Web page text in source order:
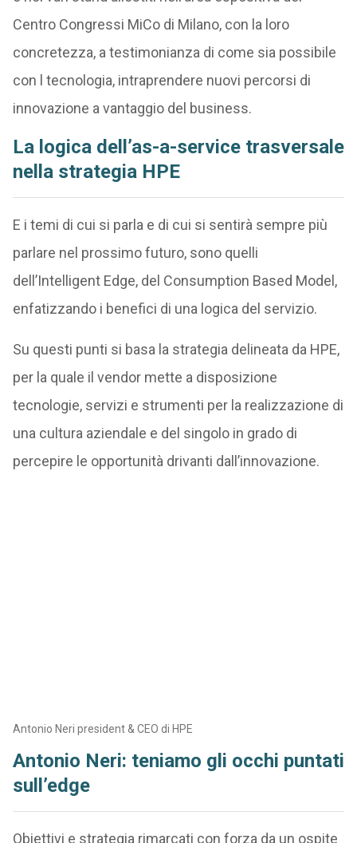
Centro Congressi MiCo di Milano, con la loro
concretezza, a testimonianza di come sia possibile
con l tecnologia, intraprendere nuovi percorsi di
innovazione a vantaggio del business.
La logica dell’as-a-service trasversale
nella strategia HPE
E i temi di cui si parla e di cui si sentirà sempre più
parlare nel prossimo futuro, sono quelli
dell’Intelligent Edge, del Consumption Based Model,
enfatizzando i benefici di una logica del servizio.
Su questi punti si basa la strategia delineata da HPE,
per la quale il vendor mette a disposizione
tecnologie, servizi e strumenti per la realizzazione di
una cultura aziendale e del singolo in grado di
percepire le opportunità drivanti dall’innovazione.
Antonio Neri president & CEO di HPE
Antonio Neri: teniamo gli occhi puntati
sull’edge
Obiettivi e strategia rimarcati con forza da un ospite